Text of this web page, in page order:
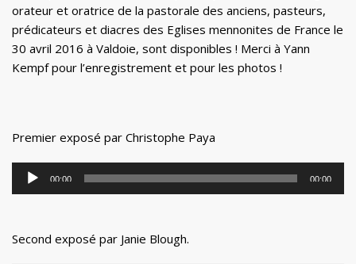
orateur et oratrice de la pastorale des anciens, pasteurs,
prédicateurs et diacres des Eglises mennonites de France le
30 avril 2016 à Valdoie, sont disponibles ! Merci à Yann
Kempf pour l’enregistrement et pour les photos !
Premier exposé par Christophe Paya
Lecteur
audio
00:00 00:00
Second exposé par Janie Blough.